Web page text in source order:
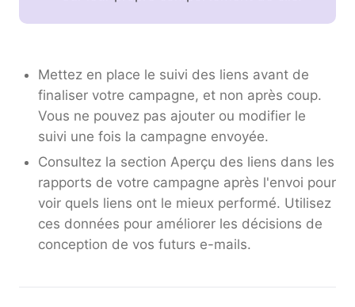
Mettez en place le suivi des liens avant de
finaliser votre campagne, et non après coup.
Vous ne pouvez pas ajouter ou modifier le
suivi une fois la campagne envoyée.
Consultez la section Aperçu des liens dans les
rapports de votre campagne après l'envoi pour
voir quels liens ont le mieux performé. Utilisez
ces données pour améliorer les décisions de
conception de vos futurs e-mails.